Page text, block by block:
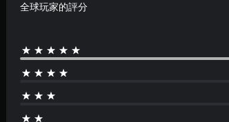
全球玩家的評分